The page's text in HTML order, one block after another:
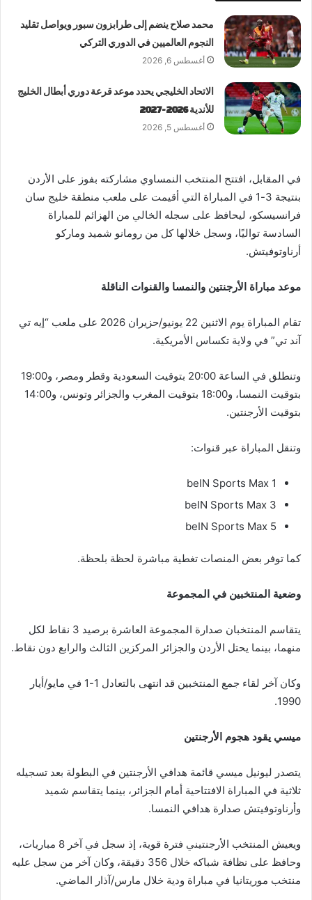
محمد صلاح ينضم إلى طرابزون سبور ويواصل تقليد
النجوم العالميين في الدوري التركي
أغسطس 6, 2026
الاتحاد الخليجي يحدد موعد قرعة دوري أبطال الخليج
للأندية 2026-2027
أغسطس 5, 2026
في المقابل، افتتح المنتخب النمساوي مشاركته بفوز على الأردن
بنتيجة 3-1 في المباراة التي أقيمت على ملعب منطقة خليج سان
فرانسيسكو، ليحافظ على سجله الخالي من الهزائم للمباراة
السادسة تواليًا، وسجل خلالها كل من رومانو شميد وماركو
أرناوتوفيتش.
موعد مباراة الأرجنتين والنمسا والقنوات الناقلة
تقام المباراة يوم الاثنين 22 يونيو/حزيران 2026 على ملعب “إيه تي
آند تي” في ولاية تكساس الأمريكية.
وتنطلق في الساعة 20:00 بتوقيت السعودية وقطر ومصر، و19:00
بتوقيت النمسا، و18:00 بتوقيت المغرب والجزائر وتونس، و14:00
بتوقيت الأرجنتين.
وتنقل المباراة عبر قنوات:
beIN Sports Max 1
beIN Sports Max 3
beIN Sports Max 5
كما توفر بعض المنصات تغطية مباشرة لحظة بلحظة.
وضعية المنتخبين في المجموعة
يتقاسم المنتخبان صدارة المجموعة العاشرة برصيد 3 نقاط لكل
منهما، بينما يحتل الأردن والجزائر المركزين الثالث والرابع دون نقاط.
وكان آخر لقاء جمع المنتخبين قد انتهى بالتعادل 1-1 في مايو/أيار
1990.
ميسي يقود هجوم الأرجنتين
يتصدر ليونيل ميسي قائمة هدافي الأرجنتين في البطولة بعد تسجيله
ثلاثية في المباراة الافتتاحية أمام الجزائر، بينما يتقاسم شميد
وأرناوتوفيتش صدارة هدافي النمسا.
ويعيش المنتخب الأرجنتيني فترة قوية، إذ سجل في آخر 8 مباريات،
وحافظ على نظافة شباكه خلال 356 دقيقة، وكان آخر من سجل عليه
منتخب موريتانيا في مباراة ودية خلال مارس/آذار الماضي.